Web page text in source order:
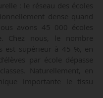
: le réseau des écoles
dense quand
avons 45 000 écoles
Chez nous, le nombre
est supérieur à 45 %, en
par école dépasse
Naturellement, en
importante le tissu